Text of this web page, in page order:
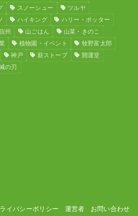
スノーシュー
ツルヤ
ハイキング
ハリー・ポッター
州 山ごはん
山菜・きのこ
植物園・イベント
牧野富太郎
神戸 薪ストーブ
開運堂
の刃
イバシーポリシー 運営者 お問い合わせ